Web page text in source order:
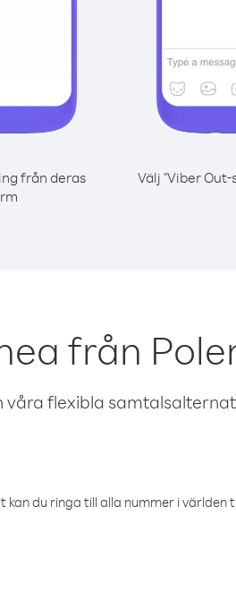
från deras
Välj "Viber
från
flexibla
du ringa till alla nummer i världen